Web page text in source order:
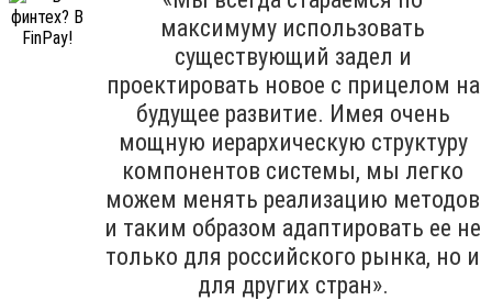
максимуму использовать
существующий задел и
проектировать новое с прицелом на
будущее развитие. Имея очень
мощную иерархическую структуру
компонентов системы, мы легко
можем менять реализацию методов
и таким образом адаптировать ее не
только для российского рынка, но и
для других стран».